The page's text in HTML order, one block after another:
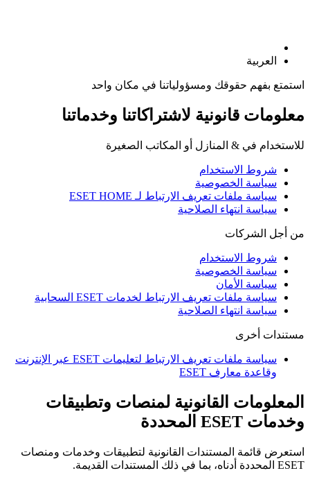
العربية
استمتع بفهم حقوقك ومسؤولياتنا في مكان واحد
معلومات قانونية لاشتراكاتنا وخدماتنا
للاستخدام في & المنازل أو المكاتب الصغيرة
شروط الاستخدام
سياسة الخصوصية
سياسة ملفات تعريف الارتباط لـ ESET HOME
سياسة انتهاء الصلاحية
من أجل الشركات
شروط الاستخدام
سياسة الخصوصية
سياسة الأمان
سياسة ملفات تعريف الارتباط لخدمات ESET السحابية
سياسة انتهاء الصلاحية
مستندات أخرى
سياسة ملفات تعريف الارتباط لتعليمات ESET عبر الإنترنت
وقاعدة معارف ESET
المعلومات القانونية لمنصات وتطبيقات
وخدمات ESET المحددة
استعرض قائمة المستندات القانونية لتطبيقات وخدمات ومنصات
ESET المحددة أدناه، بما في ذلك المستندات القديمة.